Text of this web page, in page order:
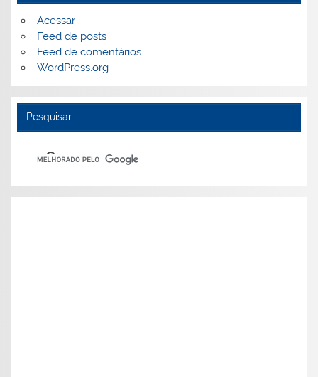
Acessar
Feed de posts
Feed de comentários
WordPress.org
Pesquisar